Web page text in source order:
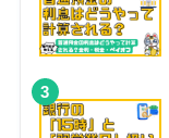
3